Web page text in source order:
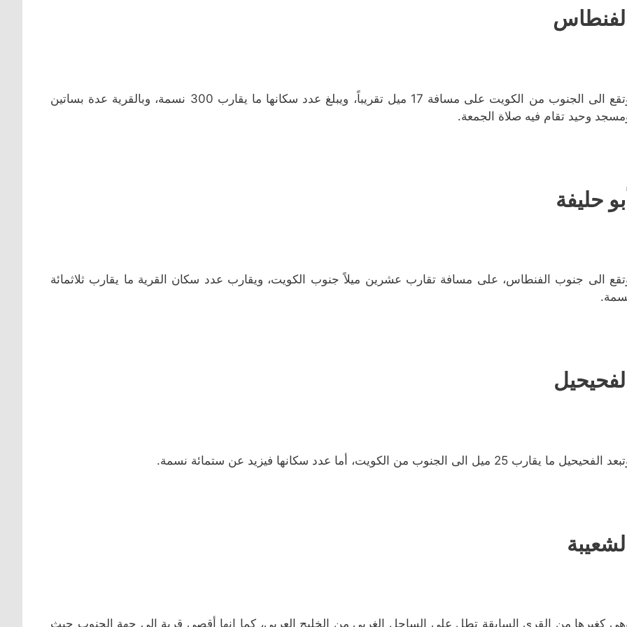
الفنطاس
وتقع الى الجنوب من الكويت على مسافة 17 ميل تقريباً، ويبلغ عدد سكانها ما يقارب 300 نسمة، وبالقرية عدة بساتين
وحيد تقام فيه صلاة الجمعة.
حليفة
الى جنوب الفنطاس، على مسافة تقارب عشرين ميلاً جنوب الكويت، ويقارب عدد سكان القرية ما يقارب ثلاثمائة
الفحيحيل
الفحيحيل ما يقارب 25 ميل الى الجنوب من الكويت، أما عدد سكانها فيزيد عن ستمائة نسمة.
كغيرها من القرى السابقة تطل على الساحل الغربي من الخليج العربي، كما انها أقصى قرية الى جهة الجنوب حيث